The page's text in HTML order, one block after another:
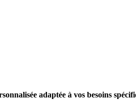
adaptée à vos besoins